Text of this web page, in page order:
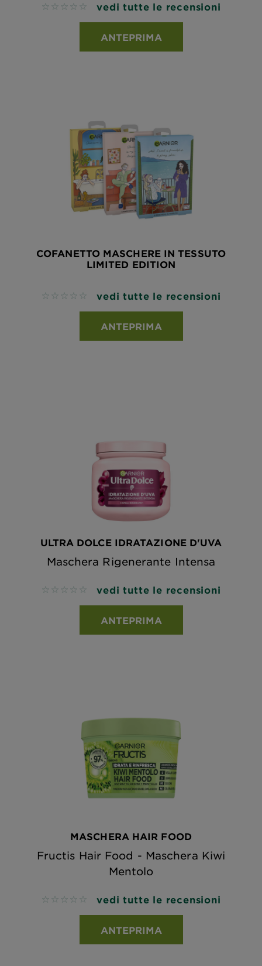
No reviews vedi tutte le recensioni
ANTEPRIMA
COFANETTO MASCHERE IN TESSUTO
LIMITED EDITION
No reviews vedi tutte le recensioni
ANTEPRIMA
ULTRA DOLCE IDRATAZIONE D'UVA
Maschera Rigenerante Intensa
No reviews vedi tutte le recensioni
ANTEPRIMA
MASCHERA HAIR FOOD
Fructis Hair Food - Maschera Kiwi
Mentolo
No reviews vedi tutte le recensioni
ANTEPRIMA